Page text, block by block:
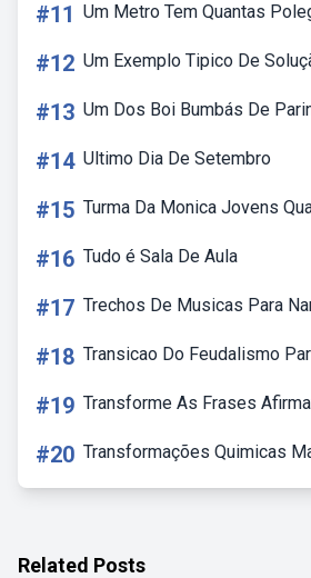
#11 Um Metro Tem Quantas
#12 Um Exemplo Tipico De
#13 Um Dos Boi Bumbás De
#14 Ultimo Dia De Setembro
#15 Turma Da Monica Jovens
#16 Tudo é Sala De Aula
#17 Trechos De Musicas Para
#18 Transicao Do Feudalismo
#19 Transforme As Frases
#20 Transformações Quimicas
Related Posts